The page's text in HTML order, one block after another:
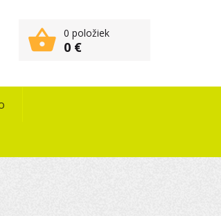
0 položiek
0 €